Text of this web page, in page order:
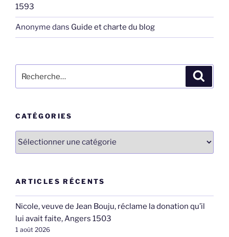
1593
Anonyme dans Guide et charte du blog
pour
CATÉGORIES
Catégories
ARTICLES RÉCENTS
Nicole, veuve de Jean Bouju, réclame la donation qu’il
lui avait faite, Angers 1503
1 août 2026